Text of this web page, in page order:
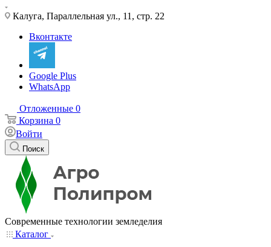
Калуга, Параллельная ул., 11, стр. 22
Вконтакте
Google Plus
WhatsApp
Отложенные 0
Корзина 0
Войти
Поиск
Современные технологии земледелия
Каталог